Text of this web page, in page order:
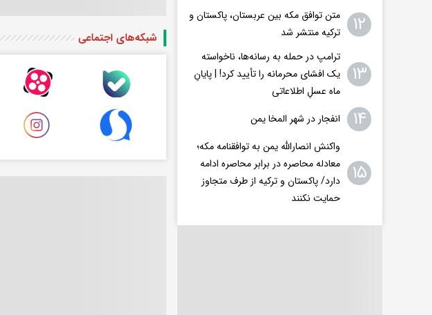
شبکه‌های اجتماعی
۱۲
متن توافق مکه بین عربستان، پاکستان و
ترکیه منتشر شد
۱۳
ترامپ در حمله‌ به رسانه‌ها، ناخواسته
یک افشای محرمانه را تأیید کرد! |‌ پایانِ
ماه عسلِ اطلاعاتی
۱۴ انفجار در شهر المخا یمن
۱۵
واکنش انصارالله یمن به توافقنامه مکه؛
معادله محاصره در برابر محاصره ادامه
دارد/ پاکستان و ترکیه از طرف متجاوز
حمایت نکنند